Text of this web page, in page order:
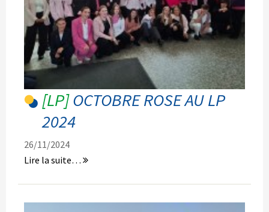
OCTOBRE ROSE AU LP
2024
26/11/2024
Octobre
au
Lire la suite…